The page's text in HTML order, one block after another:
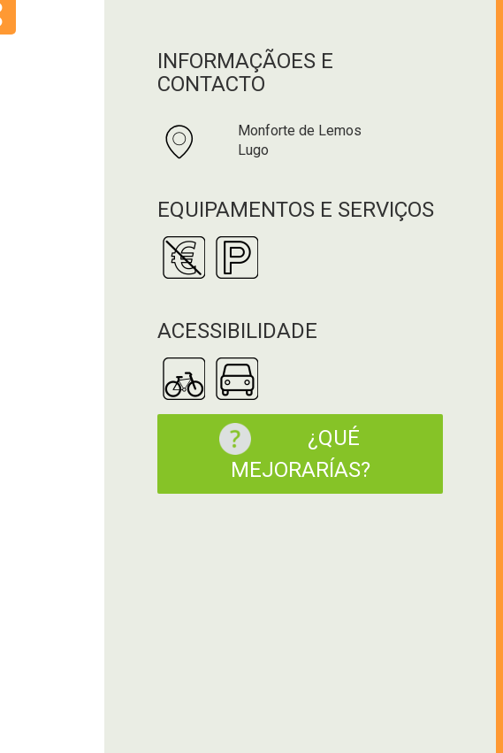
INFORMAÇÃOES E
CONTACTO
Monforte de Lemos
Lugo
EQUIPAMENTOS E SERVIÇOS
ACESSIBILIDADE
¿QUÉ
MEJORARÍAS?